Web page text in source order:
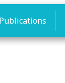
Publications